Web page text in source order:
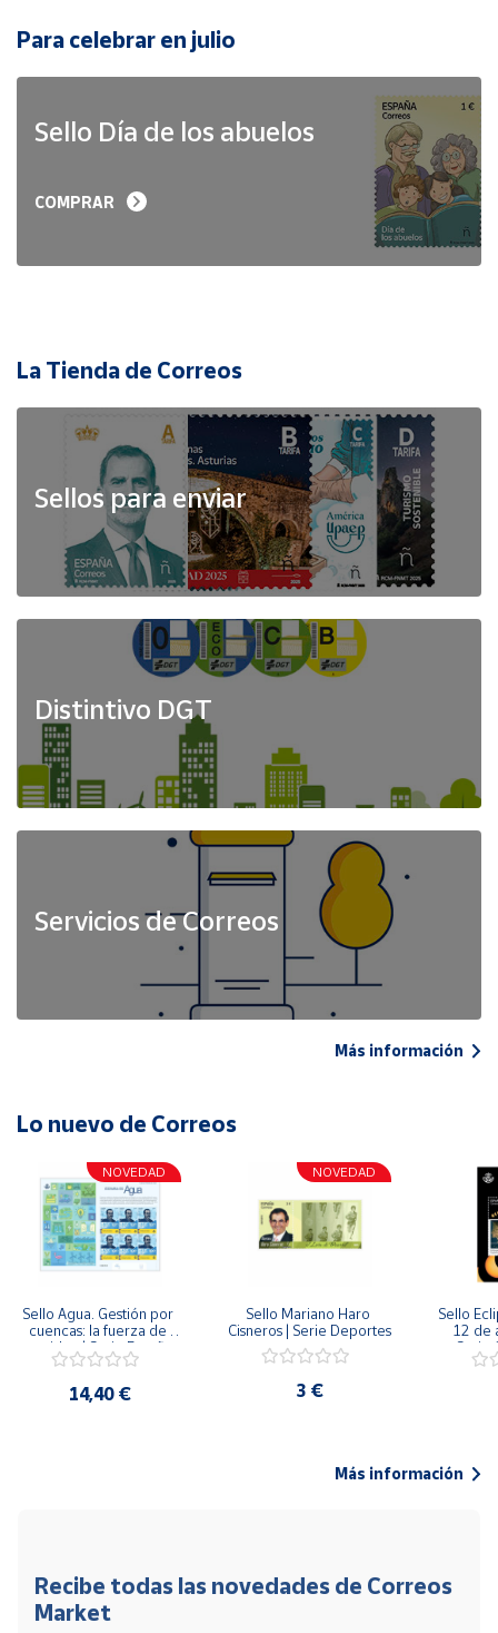
Para celebrar en julio
Sello Día de los abuelos
COMPRAR
La Tienda de Correos
Sellos para enviar
Distintivo DGT
Servicios de Correos
Más información
Lo nuevo de Correos
NOVEDAD
Sello Agua. Gestión por
cuencas: la fuerza de
una idea.| Serie España
ES| Pliego Premium
14,40 €
NOVEDAD
Sello Mariano Haro
Cisneros | Serie Deportes
3 €
Sello
12 de
Serie
Más información
Recibe todas las novedades de Correos
Market